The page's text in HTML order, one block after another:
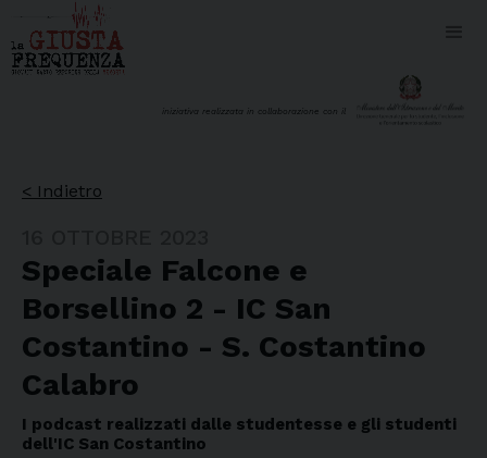
iniziativa realizzata in collaborazione con il
< Indietro
Speciale Falcone e
Borsellino 2 - IC San
Costantino - S. Costantino
Calabro
I podcast realizzati dalle studentesse e gli studenti
dell'IC San Costantino